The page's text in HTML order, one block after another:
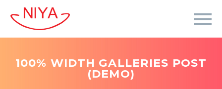
100% WIDTH GALLERIES POST
(DEMO)